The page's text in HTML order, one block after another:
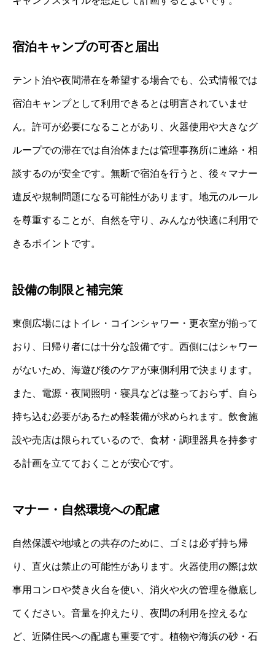
宿泊キャンプの可否と届出
テント泊や夜間滞在を希望する場合でも、公式情報では
宿泊キャンプとして利用できるとは明言されていませ
ん。許可が必要になることがあり、火器使用や大きなグ
ループでの滞在では自治体または管理事務所に連絡・相
談するのが安全です。無断で宿泊を行うと、後々マナー
違反や規制問題になる可能性があります。地元のルール
を尊重することが、自然を守り、みんなが快適に利用で
きるポイントです。
設備の制限と補完策
東側広場にはトイレ・コインシャワー・更衣室が揃って
おり、日帰り者には十分な設備です。西側にはシャワー
がないため、海遊び後のケアが東側利用で決まります。
また、電源・夜間照明・寝具などは整っておらず、自ら
持ち込む必要があるため軽装備が求められます。飲食施
設や売店は限られているので、食材・調理器具を持参す
る計画を立てておくことが安心です。
マナー・自然環境への配慮
自然保護や地域との共存のために、ゴミは必ず持ち帰
り、直火は禁止の可能性があります。火器使用の際は炊
事用コンロや焚き火台を使い、消火や火の管理を徹底し
てください。音量を抑えたり、夜間の利用を控えるな
ど、近隣住民への配慮も重要です。植物や海浜の砂・石